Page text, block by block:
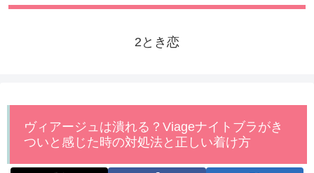
2とき恋
ヴィアージュは潰れる？Viageナイトブラがき
ついと感じた時の対処法と正しい着け方